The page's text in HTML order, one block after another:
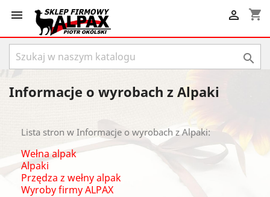
 shopping_cart


Informacje o wyrobach z Alpaki
Lista stron w Informacje o wyrobach z Alpaki:
Wełna alpak
Alpaki
Przędza z wełny alpak
Wyroby firmy ALPAX